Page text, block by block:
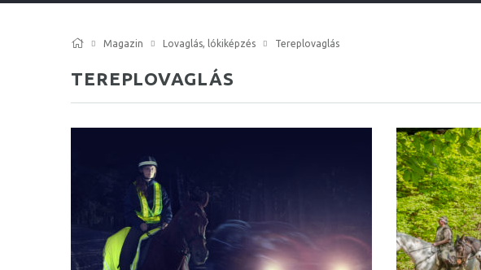
Magazin Lovaglás, lókiképzés Tereplovaglás
TEREPLOVAGLÁS